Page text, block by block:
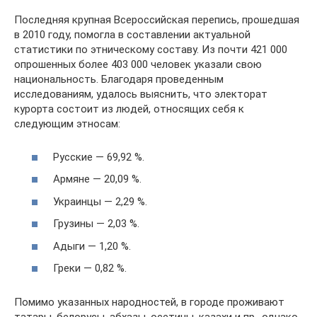
Последняя крупная Всероссийская перепись, прошедшая
в 2010 году, помогла в составлении актуальной
статистики по этническому составу. Из почти 421 000
опрошенных более 403 000 человек указали свою
национальность. Благодаря проведенным
исследованиям, удалось выяснить, что электорат
курорта состоит из людей, относящих себя к
следующим этносам:
Русские — 69,92 %.
Армяне — 20,09 %.
Украинцы — 2,29 %.
Грузины — 2,03 %.
Адыги — 1,20 %.
Греки — 0,82 %.
Помимо указанных народностей, в городе проживают